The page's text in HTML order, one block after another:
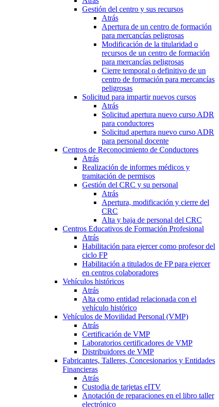
Gestión del centro y sus recursos
Atrás
Apertura de un centro de formación
para mercancías peligrosas
Modificación de la titularidad o
recursos de un centro de formación
para mercancías peligrosas
Cierre temporal o definitivo de un
centro de formación para mercancías
peligrosas
Solicitud para impartir nuevos cursos
Atrás
Solicitud apertura nuevo curso ADR
para conductores
Solicitud apertura nuevo curso ADR
para personal docente
Centros de Reconocimiento de Conductores
Atrás
Realización de informes médicos y
tramitación de permisos
Gestión del CRC y su personal
Atrás
Apertura, modificación y cierre del
CRC
Alta y baja de personal del CRC
Centros Educativos de Formación Profesional
Atrás
Habilitación para ejercer como profesor del
ciclo FP
Habilitación a titulados de FP para ejercer
en centros colaboradores
Vehículos históricos
Atrás
Alta como entidad relacionada con el
vehículo histórico
Vehículos de Movilidad Personal (VMP)
Atrás
Certificación de VMP
Laboratorios certificadores de VMP
Distribuidores de VMP
Fabricantes, Talleres, Concesionarios y Entidades
Financieras
Atrás
Custodia de tarjetas eITV
Anotación de reparaciones en el libro taller
electrónico